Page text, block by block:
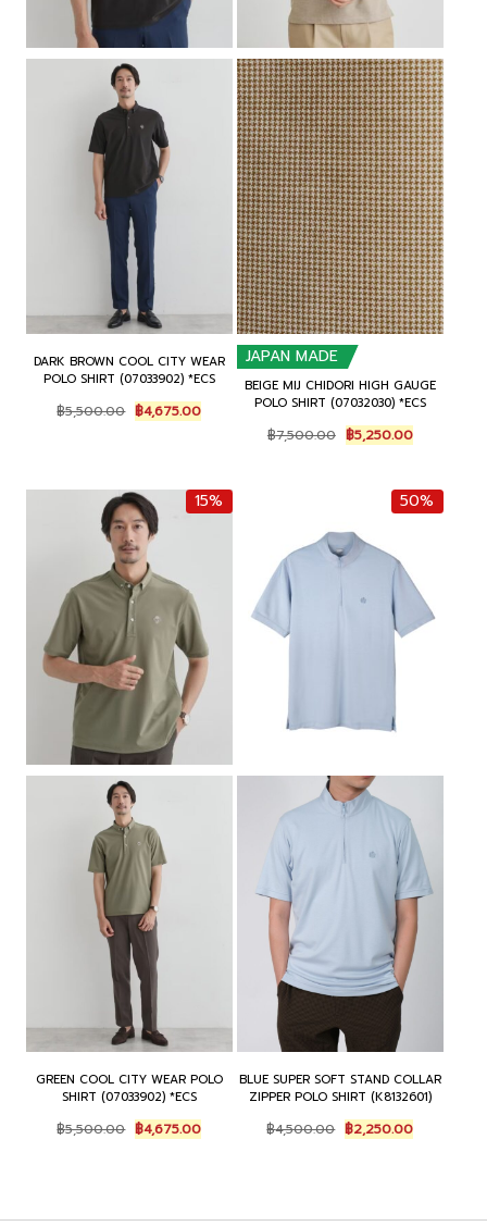
DARK BROWN COOL CITY WEAR
POLO SHIRT (07033902) *ECS
฿5,500.00 Original
price
฿4,675.00Current
price
JAPAN MADE
BEIGE MIJ CHIDORI HIGH GAUGE
POLO SHIRT (07032030) *ECS
฿7,500.00 Original
price
฿7,500.00.
฿5,250.00Current
price
฿5,250.00.
15%
GREEN COOL CITY WEAR POLO
SHIRT (07033902) *ECS
฿5,500.00 Original
price
฿4,675.00Current
price
50%
BLUE SUPER SOFT STAND COLLAR
ZIPPER POLO SHIRT (K8132601)
฿4,500.00 Original
price
฿2,250.00Current
price